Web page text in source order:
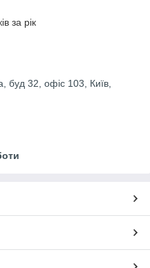
за рік
буд 32, офіс 103, Київ,